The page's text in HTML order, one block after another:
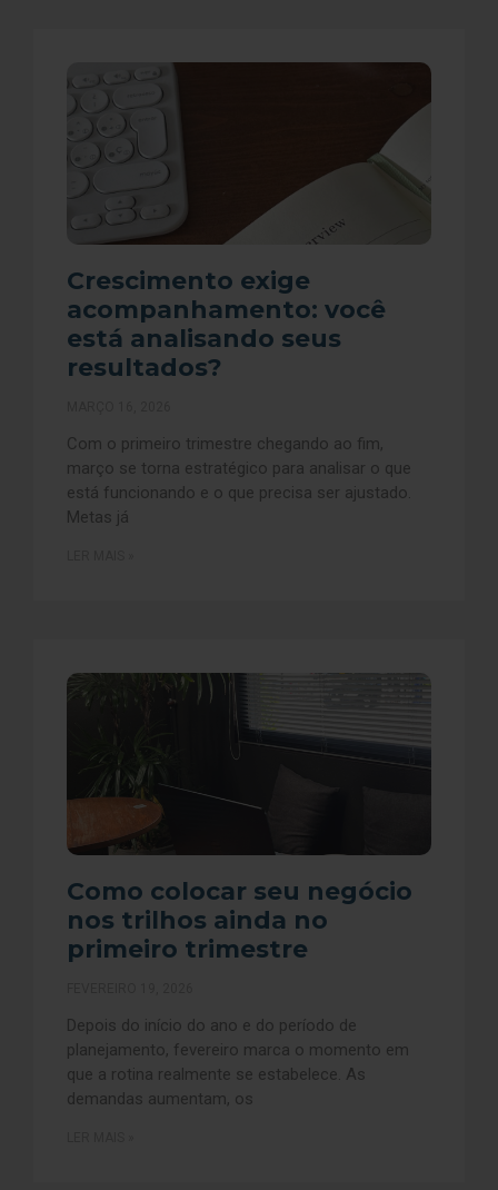
Crescimento exige
acompanhamento: você
está analisando seus
resultados?
Com o primeiro trimestre chegando ao fim,
março se torna estratégico para analisar o que
está funcionando e o que precisa ser ajustado.
Metas já
Como colocar seu negócio
nos trilhos ainda no
primeiro trimestre
Depois do início do ano e do período de
planejamento, fevereiro marca o momento em
que a rotina realmente se estabelece. As
demandas aumentam, os